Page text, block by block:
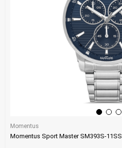
Momentus
Momentus Sport Master SM393S-